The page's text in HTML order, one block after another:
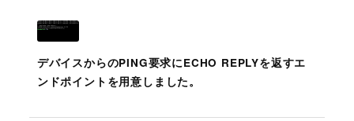
デバイスからのPING要求にECHO REPLYを返すエ
ンドポイントを用意しました。